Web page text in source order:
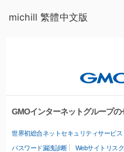
michill 繁體中文版
GMOインターネットグループ
世界初総合ネットセキュリティサービス
パスワード漏洩診断 Webサイトリス